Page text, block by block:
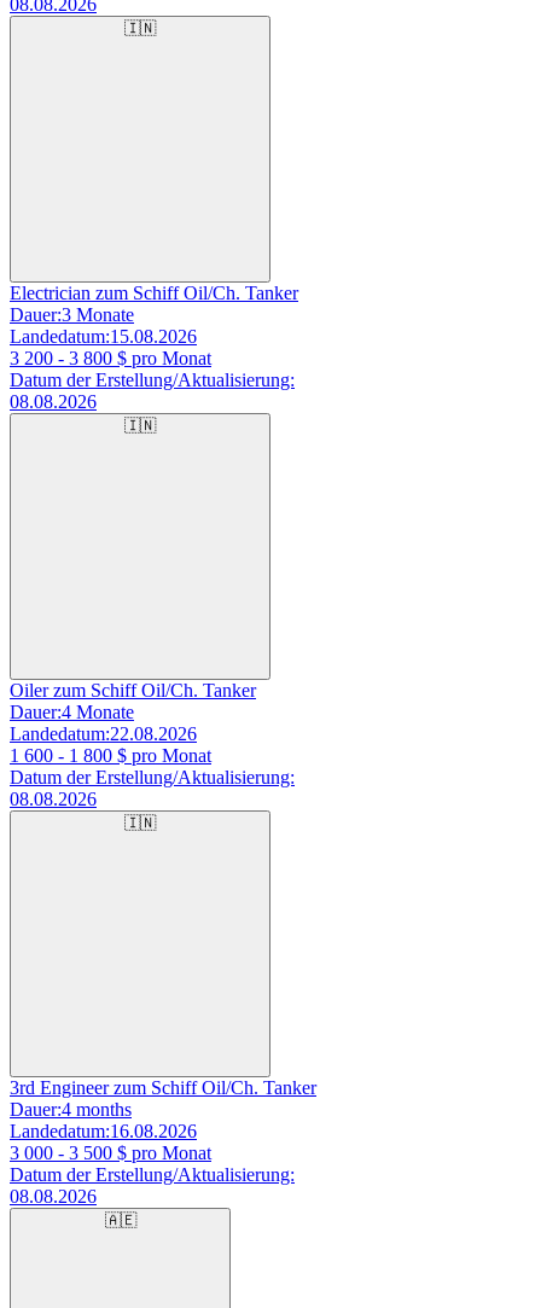
🇮🇳
Electrician zum Schiff Oil/Ch. Tanker
Dauer:3 Monate
Landedatum:15.08.2026
3 200 - 3 800 $ pro Monat
Datum der Erstellung/Aktualisierung:
08.08.2026
🇮🇳
Oiler zum Schiff Oil/Ch. Tanker
Dauer:4 Monate
Landedatum:22.08.2026
1 600 - 1 800 $ pro Monat
Datum der Erstellung/Aktualisierung:
08.08.2026
🇮🇳
3rd Engineer zum Schiff Oil/Ch. Tanker
Dauer:4 months
Landedatum:16.08.2026
3 000 - 3 500 $ pro Monat
Datum der Erstellung/Aktualisierung:
08.08.2026
🇦🇪